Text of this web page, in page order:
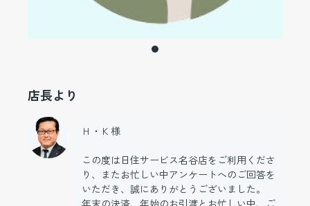
店長より
Ｈ・Ｋ様
この度は日住サービス名谷店をご利用くださ
り、またお忙しい中アンケートへのご回答を
いただき、誠にありがとうございました。
年末の決済、年始のお引渡とお忙しい中、ご